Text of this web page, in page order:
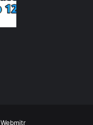
Webmitr